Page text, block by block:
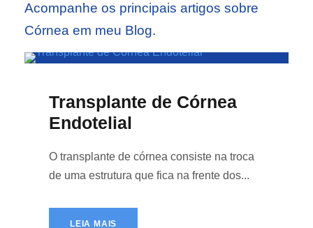
Acompanhe os principais artigos sobre
Córnea em meu Blog.
Transplante de Córnea
Endotelial
O transplante de córnea consiste na troca
de uma estrutura que fica na frente dos...
LEIA MAIS